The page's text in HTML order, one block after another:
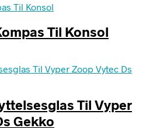
Til Konsol
Til Vyper
Gekko